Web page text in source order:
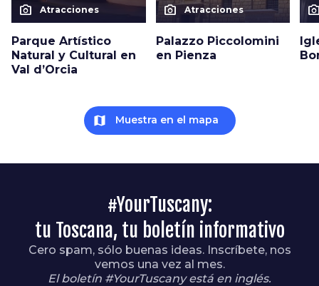
photo_camera Atracciones
Parque Artístico
Natural y Cultural en
Val d’Orcia
photo_camera Atracciones
Palazzo Piccolomini
en Pienza
map Muestra en el mapa
#YourTuscany:
tu Toscana, tu boletín informativo
Cero spam, sólo buenas ideas. Inscríbete, nos
vemos una vez al mes.
El boletín #YourTuscany está en inglés.